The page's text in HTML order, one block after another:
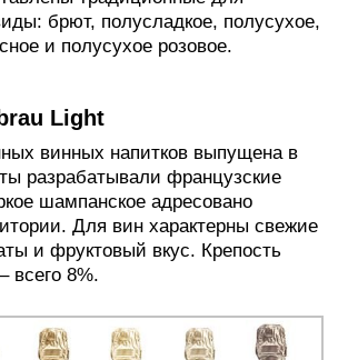
брют, полусладкое, полусухое,
и полусухое розовое.
Light
винных напитков выпущена в
разрабатывали французские
шампанское адресовано
Для вин характерны свежие
и фруктовый вкус. Крепость
всего 8%.